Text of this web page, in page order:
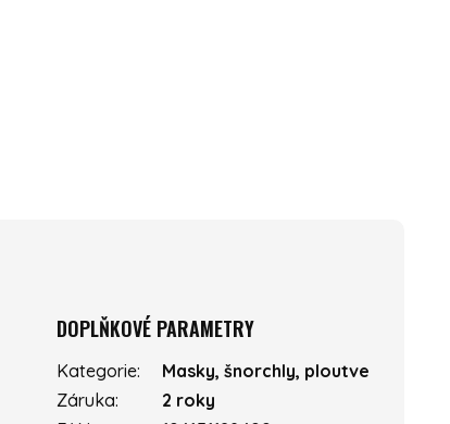
DOPLŇKOVÉ PARAMETRY
Kategorie:
Masky, šnorchly, ploutve
Záruka:
2 roky